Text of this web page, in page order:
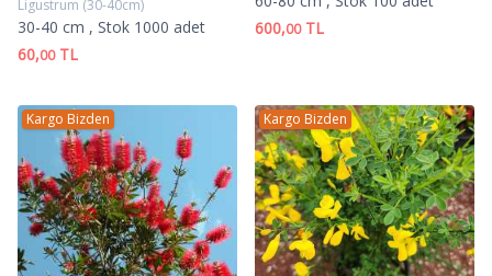
Ligustrum (30-40cm)
30-40 cm , Stok 1000 adet
60,00TL
600,00TL
Kargo Bizden Kargo Bizden